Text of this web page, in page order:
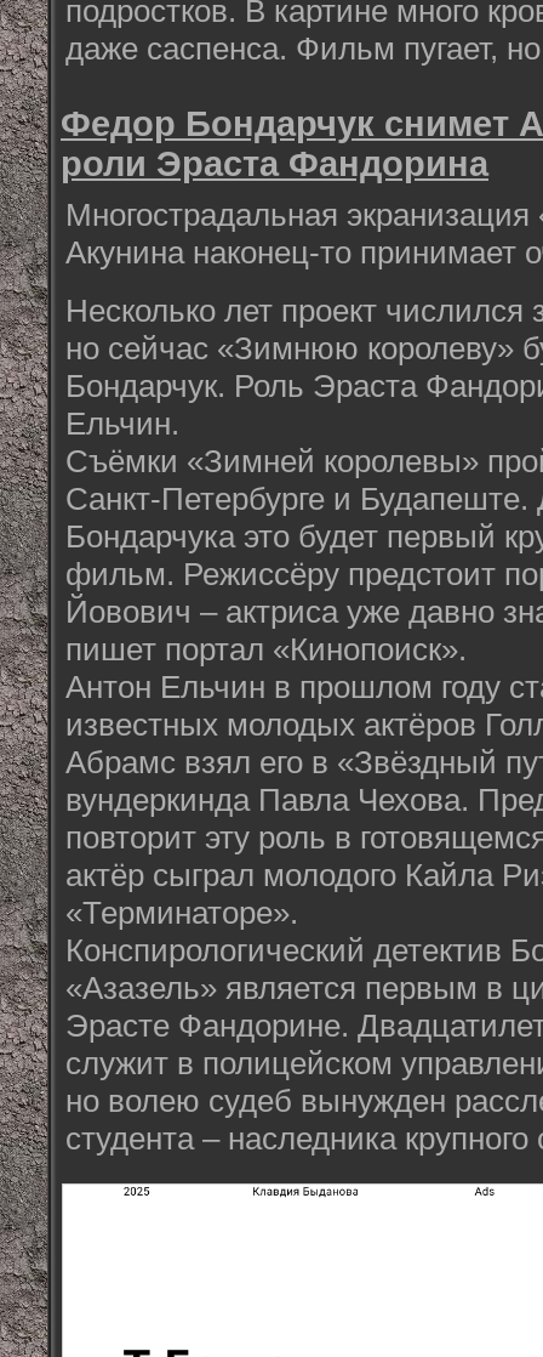
подростков. В картине много
даже саспенса. Фильм пугает,
Федор Бондарчук снимет
роли Эраста Фандорина
Многострадальная
Акунина наконец-то принимает
Несколько лет проект
но сейчас «Зимнюю королеву»
Бондарчук. Роль Эраста
Ельчин.
Съёмки «Зимней королевы»
Санкт-Петербурге и
Бондарчука это будет первый
фильм. Режиссёру предстоит
Йовович – актриса уже давно
пишет портал «Кинопоиск».
Антон Ельчин в прошлом году
известных молодых актёров
Абрамс взял его в «Звёздный
вундеркинда Павла Чехова.
повторит эту роль в
актёр сыграл молодого Кайла
«Терминаторе».
Конспирологический детектив
«Азазель» является первым в
Эрасте Фандорине.
служит в полицейском
но волею судеб вынужден
студента – наследника крупного